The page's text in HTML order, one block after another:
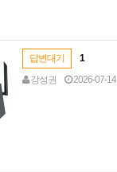
답변대기
1
강성권
2026-07-14